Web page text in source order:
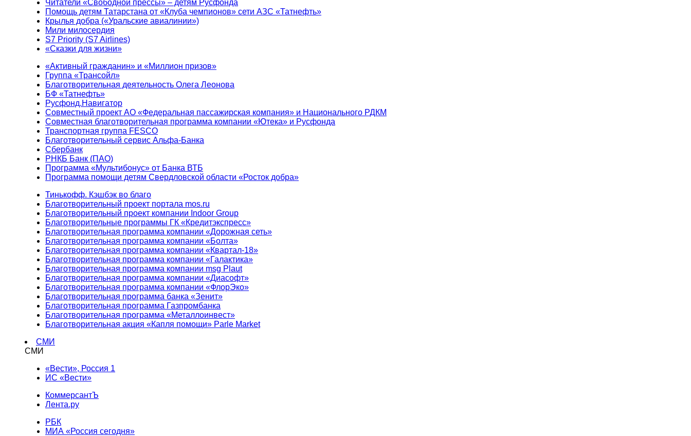
Читатели «Свободной прессы» – детям Русфонда
Помощь детям Татарстана от «Клуба чемпионов» сети АЗС «Татнефть»
Крылья добра («Уральские авиалинии»)
Мили милосердия
S7 Priority (S7 Airlines)
«Сказки для жизни»
«Активный гражданин» и «Миллион призов»
Группа «Трансойл»
Благотворительная деятельность Олега Леонова
БФ «Татнефть»
Русфонд.Навигатор
Совместный проект АО «Федеральная пассажирская компания» и Национального РДКМ
Совместная благотворительная программа компании «Ютека» и Русфонда
Транспортная группа FESCO
Благотворительный сервис Альфа-Банка
Сбербанк
РНКБ Банк (ПАО)
Программа «Мультибонус» от Банка ВТБ
Программа помощи детям Свердловской области «Росток добра»
Тинькофф. Кэшбэк во благо
Благотворительный проект портала mos.ru
Благотворительный проект компании Indoor Group
Благотворительные программы ГК «Кредитэкспресс»
Благотворительная программа компании «Дорожная сеть»
Благотворительная программа компании «Болта»
Благотворительная программа компании «Квартал-18»
Благотворительная программа компании «Галактика»
Благотворительная программа компании msg Plaut
Благотворительная программа компании «Диасофт»
Благотворительная программа компании «ФлорЭко»
Благотворительная программа банка «Зенит»
Благотворительная программа Газпромбанка
Благотворительная программа «Металлоинвест»
Благотворительная акция «Капля помощи» Parle Market
СМИ
СМИ
«Вести», Россия 1
ИС «Вести»
КоммерсантЪ
Лента.ру
РБК
МИА «Россия сегодня»